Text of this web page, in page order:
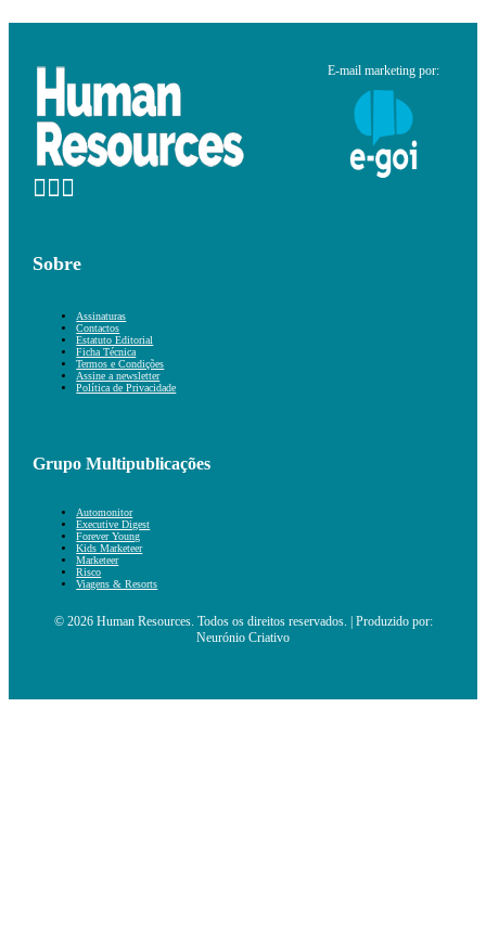
E-mail marketing por:
Sobre
Assinaturas
Contactos
Estatuto Editorial
Ficha Técnica
Termos e Condições
Assine a newsletter
Política de Privacidade
Grupo Multipublicações
Automonitor
Executive Digest
Forever Young
Kids Marketeer
Marketeer
Risco
Viagens & Resorts
© 2026 Human Resources. Todos os direitos reservados. | Produzido por:
Neurónio Criativo